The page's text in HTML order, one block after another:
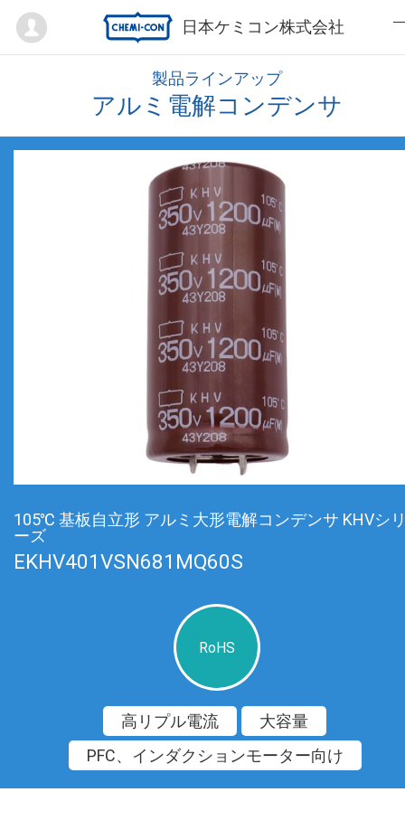
日本ケミコン株式会社
Mypage
製品ラインアップ
アルミ電解コンデンサ
105℃ 基板自立形 アルミ大形電解コンデンサ KHVシ
ーズ
EKHV401VSN681MQ60S
RoHS
高リプル電流
大容量
PFC、インダクションモーター向け